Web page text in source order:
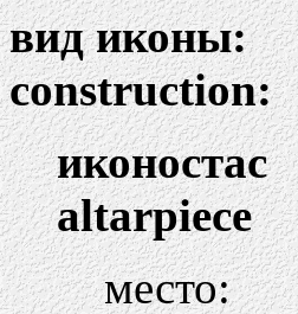
вид иконы:
construction:
иконостас
altarpiece
место: